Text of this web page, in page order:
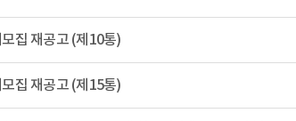
집 재공고 (제10통)
집 재공고 (제15통)